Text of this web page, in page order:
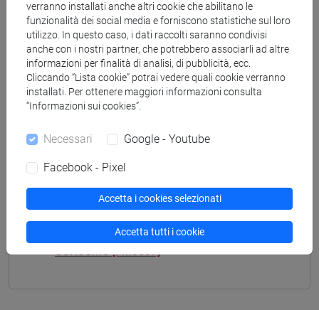
Corsi di studio e percorsi
[FM2] SCIENZE DELL'ANTICHITÀ:
LETTERATURE, STORIA E ARCHEOLOGIA -
Laurea magistrale (DM270)
dell'antichità
Mutua da
ARCHEOLOGIA DELLA PRODUZIONE E DEL
CONSUMO [FM0537]
verranno installati anche altri cookie che abilitano le
funzionalità dei social media e forniscono statistiche sul loro
utilizzo. In questo caso, i dati raccolti saranno condivisi
anche con i nostri partner, che potrebbero associarli ad altre
informazioni per finalità di analisi, di pubblicità, ecc.
Cliccando “Lista cookie” potrai vedere quali cookie verranno
installati. Per ottenere maggiori informazioni consulta
“Informazioni sui cookies”.
Necessari Google - Youtube
Facebook - Pixel
Accetta i cookies selezionati
Accetta tutti i cookie